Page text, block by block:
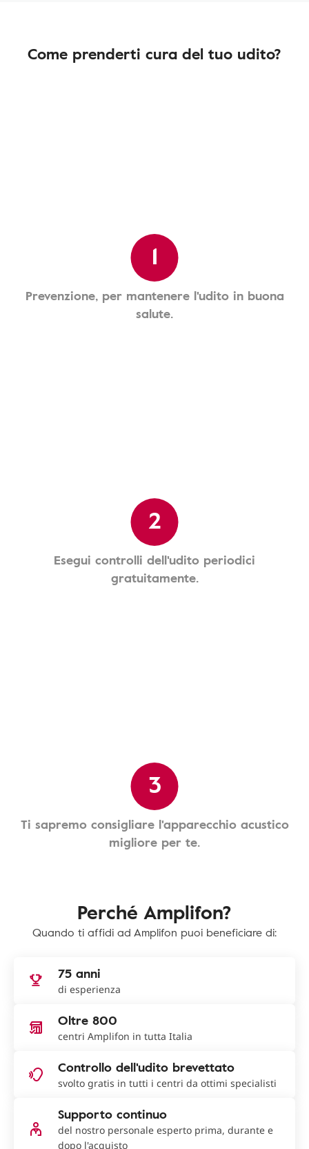
Come prenderti cura del tuo udito?
1
Prevenzione, per mantenere l'udito in buona
salute.
2
Esegui controlli dell'udito periodici
gratuitamente.
3
Ti sapremo consigliare l'apparecchio acustico
migliore per te.
Perché Amplifon?
Quando ti affidi ad Amplifon puoi beneficiare di:
75 anni
di esperienza
Oltre 800
centri Amplifon in tutta Italia
Controllo dell'udito brevettato
svolto gratis in tutti i centri da ottimi specialisti
Supporto continuo
del nostro personale esperto prima, durante e
dopo l'acquisto